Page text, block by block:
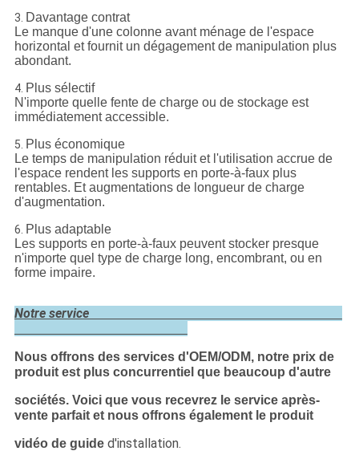
3. Davantage contrat
Le manque d'une colonne avant ménage de l'espace
horizontal et fournit un dégagement de manipulation plus
abondant.
4. Plus sélectif
N'importe quelle fente de charge ou de stockage est
immédiatement accessible.
5. Plus économique
Le temps de manipulation réduit et l'utilisation accrue de
l'espace rendent les supports en porte-à-faux plus
rentables. Et augmentations de longueur de charge
d'augmentation.
6. Plus adaptable
Les supports en porte-à-faux peuvent stocker presque
n'importe quel type de charge long, encombrant, ou en
forme impaire.
Notre service
Nous offrons des services d'OEM/ODM, notre prix de
produit est plus concurrentiel que beaucoup d'autre
sociétés. Voici que vous recevrez le service après-
vente parfait et nous offrons également le produit
vidéo de guided'installation.